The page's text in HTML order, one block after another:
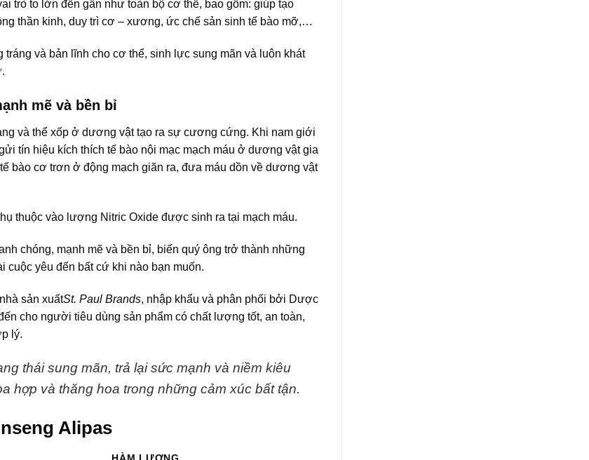
trò to lớn đến gần như toàn bộ cơ thể, bao gồm: giúp tạo
thần kinh, duy trì cơ – xương, ức chế sản sinh tế bào mỡ,…
và bản lĩnh cho cơ thể, sinh lực sung mãn và luôn khát
mẽ và bền bỉ
và thể xốp ở dương vật tạo ra sự cương cứng. Khi nam giới
tín hiệu kích thích tế bào nội mạc mạch máu ở dương vật gia
bào cơ trơn ở động mạch giãn ra, đưa máu dồn về dương vật
thuộc vào lượng Nitric Oxide được sinh ra tại mạch máu.
chóng, mạnh mẽ và bền bỉ, biến quý ông trở thành những
yêu đến bất cứ khi nào bạn muốn.
sản xuấtSt. Paul Brands, nhập khẩu và phân phối bởi Dược
cho người tiêu dùng sản phẩm có chất lượng tốt, an toàn,
lý.
thái sung mãn, trả lại sức mạnh và niềm kiêu
hợp và thăng hoa trong những cảm xúc bất tận.
Alipas